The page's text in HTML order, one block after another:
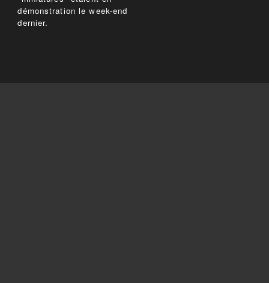
démonstration le week-end
dernier.